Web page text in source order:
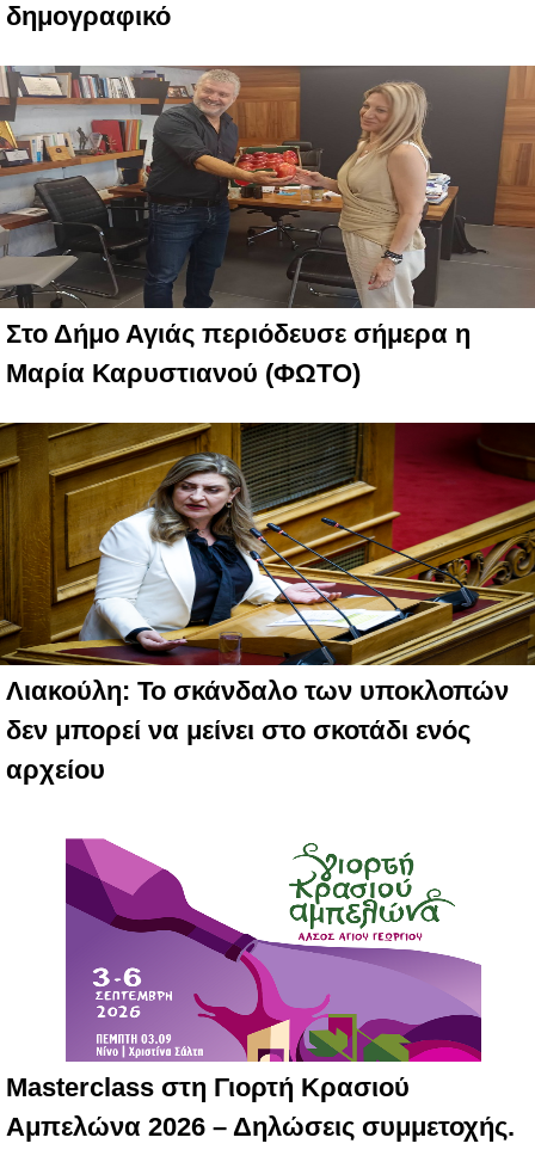
δημογραφικό
Στο Δήμο Αγιάς περιόδευσε σήμερα η
Μαρία Καρυστιανού (ΦΩΤΟ)
Λιακούλη: Το σκάνδαλο των υποκλοπών
δεν μπορεί να μείνει στο σκοτάδι ενός
αρχείου
Masterclass στη Γιορτή Κρασιού
Αμπελώνα 2026 – Δηλώσεις συμμετοχής.